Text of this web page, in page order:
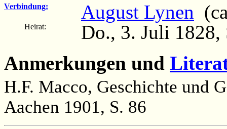
Verbindung: August Lynen
Heirat:
Do., 3. Juli 1828,
Anmerkungen und
H.F. Macco, Geschichte und
Aachen 1901, S. 86